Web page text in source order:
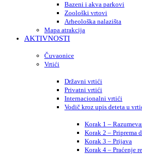
Bazeni i akva parkovi
Zoološki vrtovi
Arheološka nalazišta
Mapa atrakcija
AKTIVNOSTI
Čuvaonice
Vrtići
Državni vrtići
Privatni vrtići
Internacionalni vrtići
Vodič kroz upis deteta u
Korak 1 –
Korak 2 – Priprema
Korak 3 – Prijava
Korak 4 – Praćenje